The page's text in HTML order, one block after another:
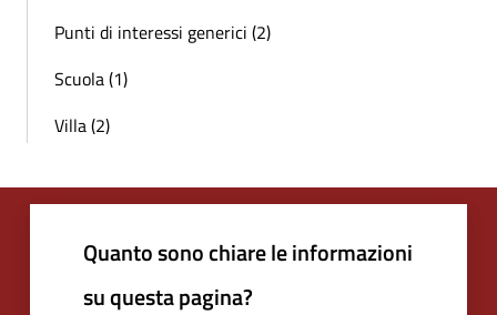
Punti di interessi generici (2)
Scuola (1)
Villa (2)
Quanto sono chiare le informazioni
su questa pagina?